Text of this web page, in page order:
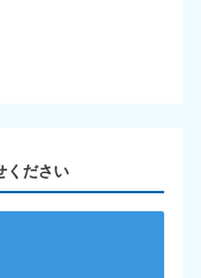
ください